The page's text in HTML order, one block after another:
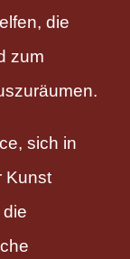
die
zum
sich in
Kunst